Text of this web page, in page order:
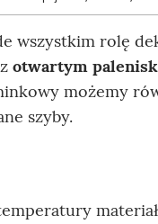
wszystkim rolę
otwartym
możemy
szyby.